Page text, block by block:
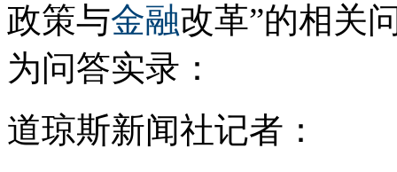
政策与金融改革”的相关
为问答实录：
道琼斯新闻社记者：